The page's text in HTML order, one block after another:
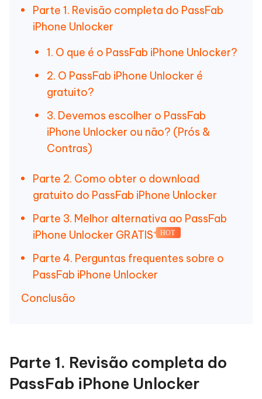
Parte 1. Revisão completa do PassFab
iPhone Unlocker
1. O que é o PassFab iPhone Unlocker?
2. O PassFab iPhone Unlocker é
gratuito?
3. Devemos escolher o PassFab
iPhone Unlocker ou não? (Prós &
Contras)
Parte 2. Como obter o download
gratuito do PassFab iPhone Unlocker
Parte 3. Melhor alternativa ao PassFab
iPhone Unlocker GRATIS
HOT
Parte 4. Perguntas frequentes sobre o
PassFab iPhone Unlocker
Conclusão
Parte 1. Revisão completa do
PassFab iPhone Unlocker